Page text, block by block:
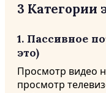
3 Категории
1. Пассивное
это)
Просмотр видео
просмотр